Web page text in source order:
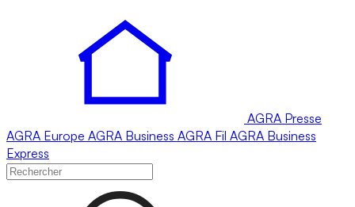
AGRA Presse
AGRA Europe AGRA Business AGRA Fil AGRA Business
Express